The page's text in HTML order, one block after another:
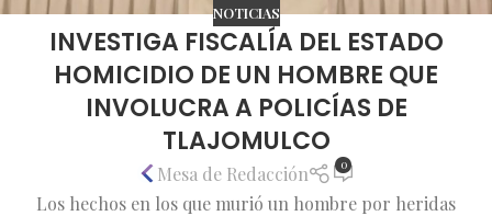
NOTICIAS
INVESTIGA FISCALÍA DEL ESTADO
HOMICIDIO DE UN HOMBRE QUE
INVOLUCRA A POLICÍAS DE
TLAJOMULCO
Mesa de Redacción 0
Los hechos en los que murió un hombre por heridas